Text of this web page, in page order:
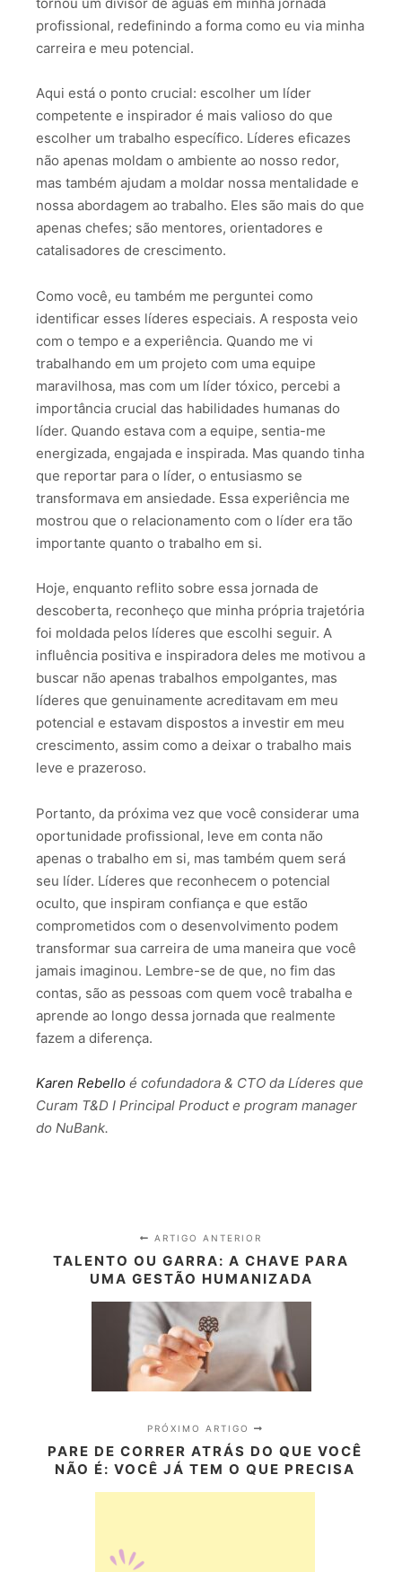
profissional, redefinindo a forma como eu via minha
carreira e meu potencial.
Aqui está o ponto crucial: escolher um líder
competente e inspirador é mais valioso do que
escolher um trabalho específico. Líderes eficazes
não apenas moldam o ambiente ao nosso redor,
mas também ajudam a moldar nossa mentalidade e
nossa abordagem ao trabalho. Eles são mais do que
apenas chefes; são mentores, orientadores e
catalisadores de crescimento.
Como você, eu também me perguntei como
identificar esses líderes especiais. A resposta veio
com o tempo e a experiência. Quando me vi
trabalhando em um projeto com uma equipe
maravilhosa, mas com um líder tóxico, percebi a
importância crucial das habilidades humanas do
líder. Quando estava com a equipe, sentia-me
energizada, engajada e inspirada. Mas quando tinha
que reportar para o líder, o entusiasmo se
transformava em ansiedade. Essa experiência me
mostrou que o relacionamento com o líder era tão
importante quanto o trabalho em si.
Hoje, enquanto reflito sobre essa jornada de
descoberta, reconheço que minha própria trajetória
foi moldada pelos líderes que escolhi seguir. A
influência positiva e inspiradora deles me motivou a
buscar não apenas trabalhos empolgantes, mas
líderes que genuinamente acreditavam em meu
potencial e estavam dispostos a investir em meu
crescimento, assim como a deixar o trabalho mais
leve e prazeroso.
Portanto, da próxima vez que você considerar uma
oportunidade profissional, leve em conta não
apenas o trabalho em si, mas também quem será
seu líder. Líderes que reconhecem o potencial
oculto, que inspiram confiança e que estão
comprometidos com o desenvolvimento podem
transformar sua carreira de uma maneira que você
jamais imaginou. Lembre-se de que, no fim das
contas, são as pessoas com quem você trabalha e
aprende ao longo dessa jornada que realmente
fazem a diferença.
Karen Rebello é cofundadora & CTO da Líderes que
Curam T&D I Principal Product e program manager
do NuBank.
ARTIGO ANTERIOR
TALENTO OU GARRA: A CHAVE PARA
UMA GESTÃO HUMANIZADA
PRÓXIMO ARTIGO
PARE DE CORRER ATRÁS DO QUE VOCÊ
NÃO É: VOCÊ JÁ TEM O QUE PRECISA